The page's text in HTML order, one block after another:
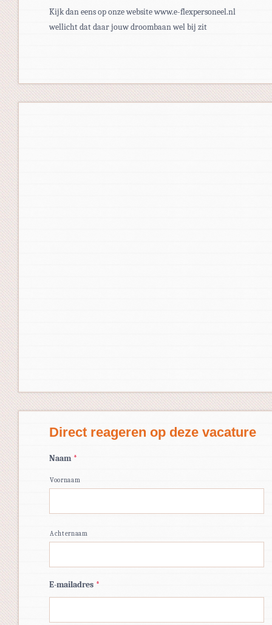
Kijk dan eens op onze website www.e-flexpersoneel.nl
wellicht dat daar jouw droombaan wel bij zit
Direct reageren op deze vacature
Naam *
Voornaam
Achternaam
E-mailadres *